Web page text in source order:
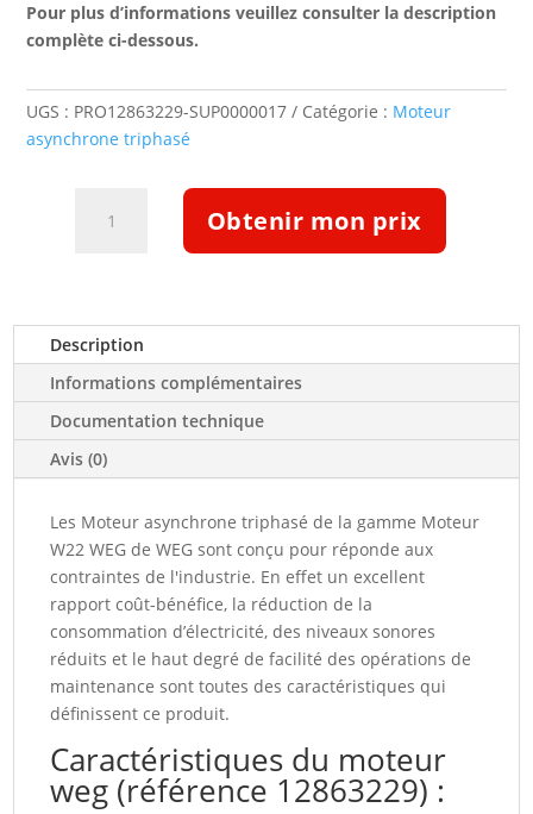
Pour plus d’informations veuillez consulter la description
complète ci-dessous.
UGS : PRO12863229-SUP0000017 Catégorie : Moteur
asynchrone triphasé
30kW
750tr/min
B3T
400/690V
(12863229)
Obtenir mon prix
Description
Informations complémentaires
Documentation technique
Avis (0)
Les Moteur asynchrone triphasé de la gamme Moteur
W22 WEG de WEG sont conçu pour réponde aux
contraintes de l'industrie. En effet un excellent
rapport coût-bénéfice, la réduction de la
consommation d’électricité, des niveaux sonores
réduits et le haut degré de facilité des opérations de
maintenance sont toutes des caractéristiques qui
définissent ce produit.
Caractéristiques du moteur
weg (référence 12863229) :